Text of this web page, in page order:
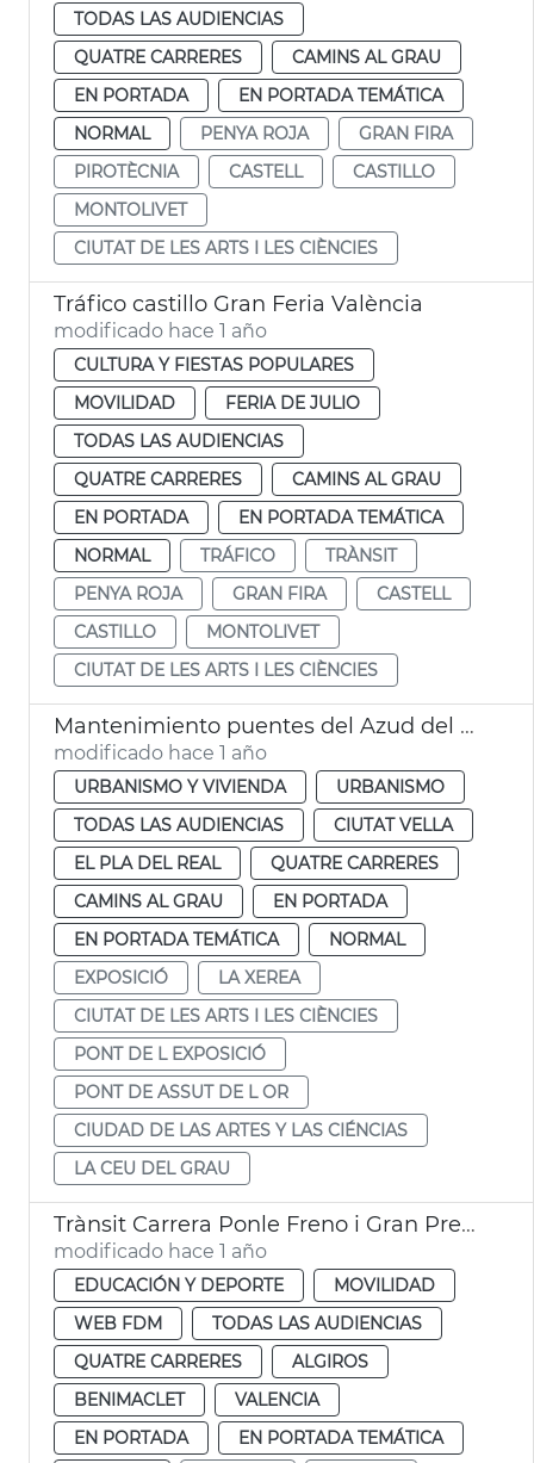
TODAS LAS AUDIENCIAS
QUATRE CARRERES
CAMINS AL GRAU
EN PORTADA
EN PORTADA TEMÁTICA
NORMAL
PENYA ROJA
GRAN FIRA
PIROTÈCNIA
CASTELL
CASTILLO
MONTOLIVET
CIUTAT DE LES ARTS I LES CIÈNCIES
Tráfico castillo Gran Feria València
modificado hace 1 año
CULTURA Y FIESTAS POPULARES
MOVILIDAD
FERIA DE JULIO
TODAS LAS AUDIENCIAS
QUATRE CARRERES
CAMINS AL GRAU
EN PORTADA
EN PORTADA TEMÁTICA
NORMAL
TRÁFICO
TRÀNSIT
PENYA ROJA
GRAN FIRA
CASTELL
CASTILLO
MONTOLIVET
CIUTAT DE LES ARTS I LES CIÈNCIES
Mantenimiento puentes del Azud del Oro y de la Exposición València
modificado hace 1 año
URBANISMO Y VIVIENDA
URBANISMO
TODAS LAS AUDIENCIAS
CIUTAT VELLA
EL PLA DEL REAL
QUATRE CARRERES
CAMINS AL GRAU
EN PORTADA
EN PORTADA TEMÁTICA
NORMAL
EXPOSICIÓ
LA XEREA
CIUTAT DE LES ARTS I LES CIÈNCIES
PONT DE L EXPOSICIÓ
PONT DE ASSUT DE L OR
CIUDAD DE LAS ARTES Y LAS CIÉNCIAS
LA CEU DEL GRAU
Trànsit Carrera Ponle Freno i Gran Premi Ciclisme València
modificado hace 1 año
EDUCACIÓN Y DEPORTE
MOVILIDAD
WEB FDM
TODAS LAS AUDIENCIAS
QUATRE CARRERES
ALGIROS
BENIMACLET
VALENCIA
EN PORTADA
EN PORTADA TEMÁTICA